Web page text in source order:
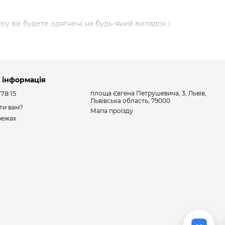
ви будете одягнені на будь-який випадок і
15
вам?
площа Євгена Петрушевича, 3, Львів,
Львівська область, 79000
Мапа проїзду